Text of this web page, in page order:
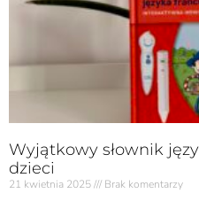
Wyjątkowy słownik
dzieci
21 kwietnia 2025 Brak komentarzy